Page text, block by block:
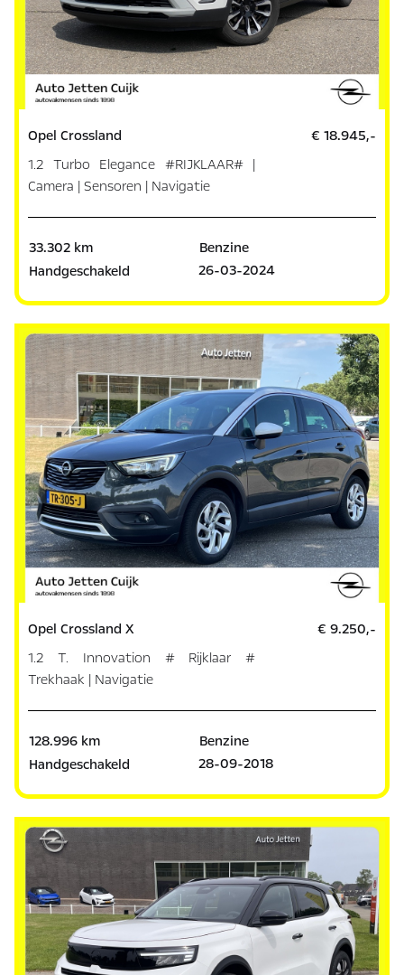
Opel Crossland
1.2 Turbo Elegance #RIJKLAAR# |
Camera | Sensoren | Navigatie
€ 18.945,-
33.302 km
Benzine
Handgeschakeld
26-03-2024
Opel Crossland X
1.2 T. Innovation # Rijklaar #
Trekhaak | Navigatie
€ 9.250,-
128.996 km
Benzine
Handgeschakeld
28-09-2018